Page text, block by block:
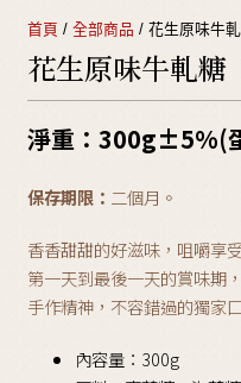
首頁 /全部商品 / 花生原味牛
花生原味牛軋糖
淨重：300g±5%(
保存期限： 二個月。
香香甜甜的好滋味，咀嚼享
第一天到最後一天的賞味期
手作精神，不容錯過的獨家
內容量：300g